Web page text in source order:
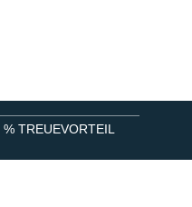
% TREUEVORTEIL